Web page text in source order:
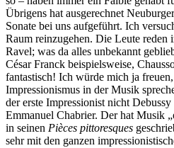
Übrigens hat ausgerechnet
Sonate bei uns aufgeführt. Ich
Raum reinzugehen. Die Leute reden
Ravel; was da alles unbekannt
César Franck beispielsweise,
fantastisch! Ich würde mich ja
Impressionismus in der Musik
der erste Impressionist nicht
Emmanuel Chabrier. Der hat Musik
in seinen Pièces pittoresques
sehr mit den ganzen